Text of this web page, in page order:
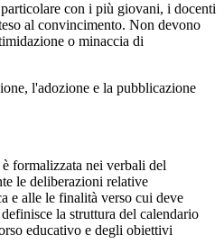
con i più giovani, i docenti
al convincimento. Non devono
o minaccia di
l'adozione e la pubblicazione
formalizzata nei verbali del
le deliberazioni relative
e alle le finalità verso cui deve
la struttura del calendario
educativo e degli obiettivi